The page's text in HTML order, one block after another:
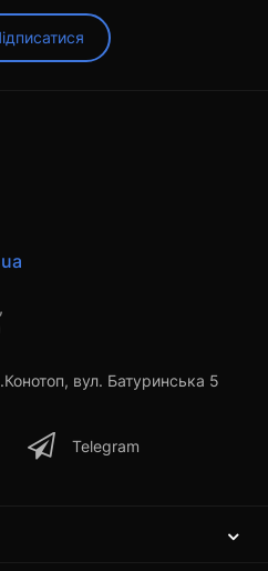
вул. Батуринська 5
Telegram